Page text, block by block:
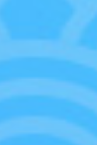
吧
套裝商品